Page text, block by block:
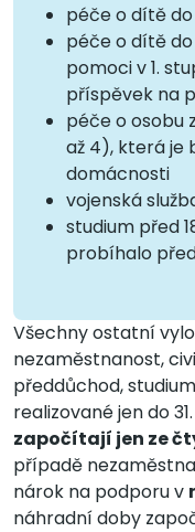
péče o dítě
péče o dítě do
pomoci v 1.
příspěvek na
péče o osobu
až 4), která je
domácnosti
vojenská
studium před
probíhalo
Všechny ostatní
nezaměstnanost,
předdůchod,
realizované jen do
započítají jen ze
případě
nárok na podporu v
náhradní doby